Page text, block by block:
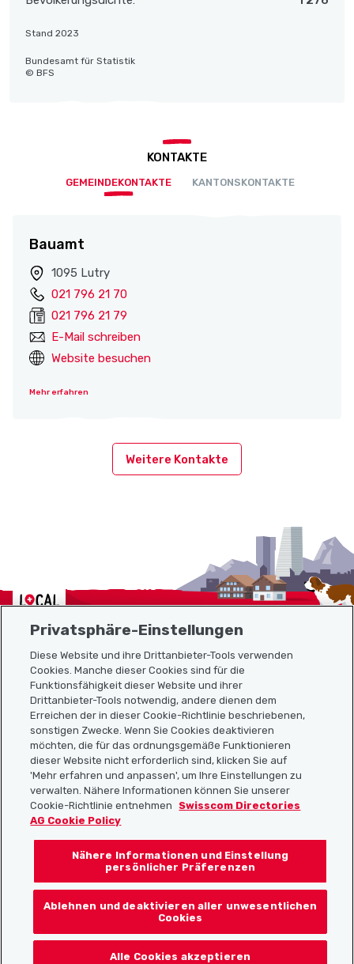
Stand 2023
Bundesamt für Statistik
© BFS
KONTAKTE
GEMEINDEKONTAKTE KANTONSKONTAKTE
Bauamt
1095 Lutry
021 796 21 70
021 796 21 79
E-Mail schreiben
Website besuchen
Mehr erfahren
Weitere Kontakte
Localcities
Sitemap
Nützliche Links
Localcities App herunterladen
Folgt uns auf:
Privatsphäre-Einstellungen
Diese Website und ihre Drittanbieter-Tools verwenden
Cookies. Manche dieser Cookies sind für die
Funktionsfähigkeit dieser Website und ihrer
Drittanbieter-Tools notwendig, andere dienen dem
Erreichen der in dieser Cookie-Richtlinie beschriebenen,
sonstigen Zwecke. Wenn Sie Cookies deaktivieren
möchten, die für das ordnungsgemäße Funktionieren
dieser Website nicht erforderlich sind, klicken Sie auf
'Mehr erfahren und anpassen', um Ihre Einstellungen zu
verwalten. Nähere Informationen können Sie unserer
Cookie-Richtlinie entnehmen
Swisscom Directories
AG Cookie Policy
Nähere Informationen und Einstellung
persönlicher Präferenzen
Ablehnen und deaktivieren aller unwesentlichen
Cookies
Alle Cookies akzeptieren